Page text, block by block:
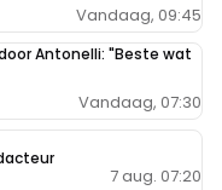
Vandaag, 09:45
Antonelli: "Beste wat
Vandaag, 07:30
7 aug. 07:20